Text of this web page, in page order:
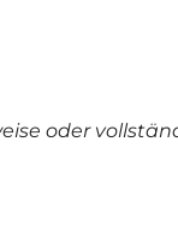
oder